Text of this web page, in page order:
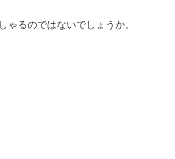
るのではないでしょうか。